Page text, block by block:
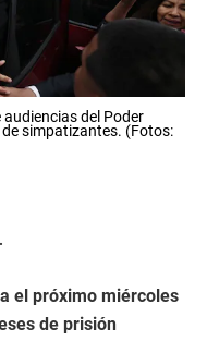
del Poder
simpatizantes. (Fotos:
el próximo miércoles
de prisión